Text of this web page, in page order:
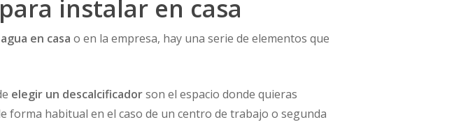
instalar en casa
en casao en la empresa, hay una serie de elementos que
elegir un descalcificadorson el espacio donde quieras
forma habitual en el caso de un centro de trabajo o segunda